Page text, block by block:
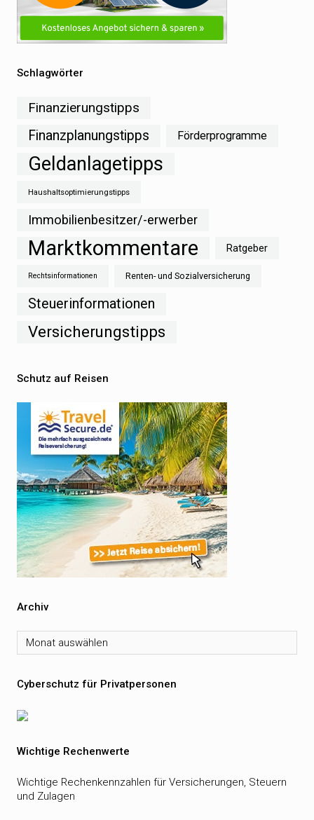
Schlagwörter
Finanzierungstipps
Finanzplanungstipps
Förderprogramme
Geldanlagetipps
Haushaltsoptimierungstipps
Immobilienbesitzer/-erwerber
Marktkommentare Ratgeber
Rechtsinformationen Renten- und Sozialversicherung
Steuerinformationen
Versicherungstipps
Schutz auf Reisen
Archiv
Archiv
Cyberschutz für Privatpersonen
Wichtige Rechenwerte
Wichtige Rechenkennzahlen für Versicherungen, Steuern
und Zulagen